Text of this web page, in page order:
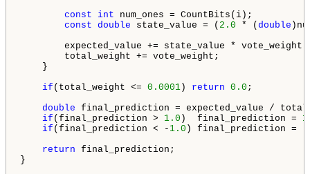
const
int num_ones = CountBits(i);
const double state_value = ( 2.0 * (double
expected_value += state_value * vote_weight;
total_weight += vote_weight;
}
if (total_weight <= 0.0001) return 0.0 ;
double final_prediction = expected_value /
if (final_prediction > 1.0 )  final_prediction =
if (final_prediction < - 1.0 ) final_prediction = -
return final_prediction;
}